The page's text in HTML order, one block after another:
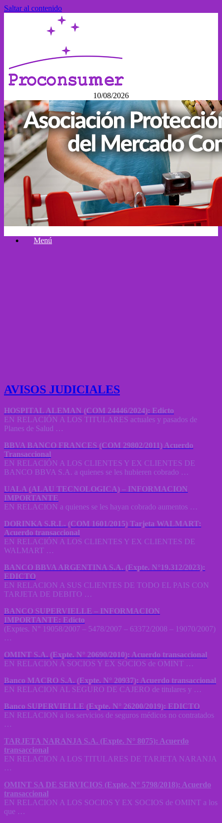
Saltar al contenido
10/08/2026
Menú
AVISOS JUDICIALES
HOSPITAL ALEMAN (COM 24446/2024): Edicto
EN RELACIÓN A LOS TITULARES actuales y pasados de
Planes de Salud …
BBVA BANCO FRANCES (COM 29802/2011) Acuerdo
Transaccional
EN RELACIÓN A LOS CLIENTES Y EX CLIENTES DE
BANCO BBVA S.A. a quienes se les hubieren cobrado …
UALA (ALAU TECNOLOGICA) – INFORMACION
IMPORTANTE
EN RELACION a quienes se les hayan cobrado aumentos …
DORINKA S.R.L. (COM 1601/2015) Tarjeta WALMART:
Acuerdo transaccional
EN RELACIÓN A LOS CLIENTES Y EX CLIENTES DE
WALMART …
BANCO BBVA ARGENTINA S.A. (Expte. N°19.312/2023):
EDICTO
EN RELACION A SUS CLIENTES DE TODO EL PAIS CON
TARJETA DE DEBITO …
BANCO SUPERVIELLE – INFORMACION
IMPORTANTE: Edicto
(Exptes. N° 19058/2007 – 5478/2007 – 63372/2008 – 19070/2007)
…
OMINT S.A. (Expte. N° 20690/2010): Acuerdo transaccional
EN RELACION A SOCIOS Y EX SOCIOS de OMINT …
Banco MACRO S.A. (Expte. N° 20937): Acuerdo transaccional
EN RELACION AL SEGURO DE CAJERO de titulares y …
Banco SUPERVIELLE (Expte. N° 26200/2019): EDICTO
EN RELACION a los servicios de seguros médicos no contratados
…
TARJETA NARANJA S.A. (Expte. N° 8075): Acuerdo
transaccional
EN RELACION A LOS TITULARES DE TARJETA NARANJA
…
OMINT SA DE SERVICIOS (Expte. N° 5798/2018): Acuerdo
transaccional
EN RELACION A LOS SOCIOS Y EX SOCIOS de OMINT a los
que …